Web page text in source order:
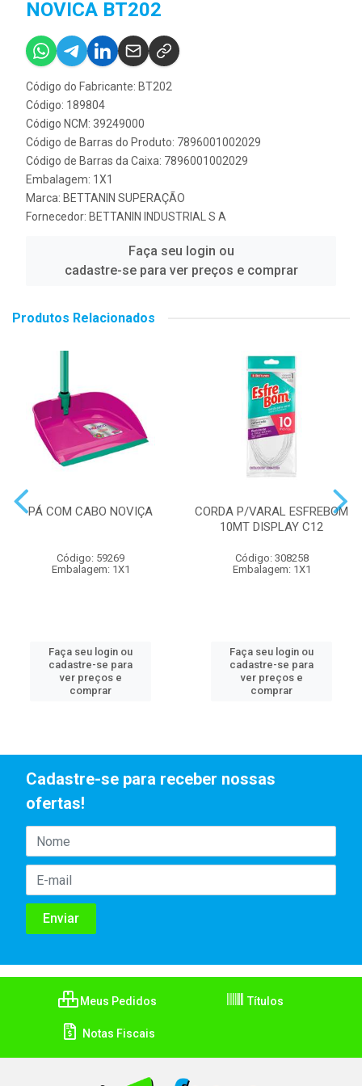
NOVICA BT202
Código do Fabricante: BT202
Código: 189804
Código NCM: 39249000
Código de Barras do Produto: 7896001002029
Código de Barras da Caixa: 7896001002029
Embalagem: 1X1
Marca: BETTANIN SUPERAÇÃO
Fornecedor: BETTANIN INDUSTRIAL S A
Faça seu login ou
cadastre-se para ver preços e comprar
Produtos Relacionados
PÁ COM CABO NOVIÇA
Código: 59269
Embalagem: 1X1
Faça seu login ou
cadastre-se para
ver preços e
comprar
CORDA P/VARAL ESFREBOM
10MT DISPLAY C12
Código: 308258
Embalagem: 1X1
Faça seu login ou
cadastre-se para
ver preços e
comprar
Cadastre-se para receber nossas
ofertas!
Meus Pedidos Títulos
Notas Fiscais